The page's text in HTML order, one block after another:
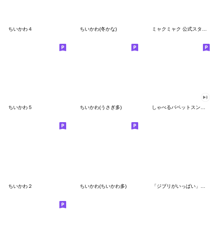
ちいかわ４ ちいかわ(冬かな)
ちいかわ５ ちいかわ(うさぎ多) しゃべるパペットスンスン（GOOD）
ちいかわ２ ちいかわ(ちいかわ多)